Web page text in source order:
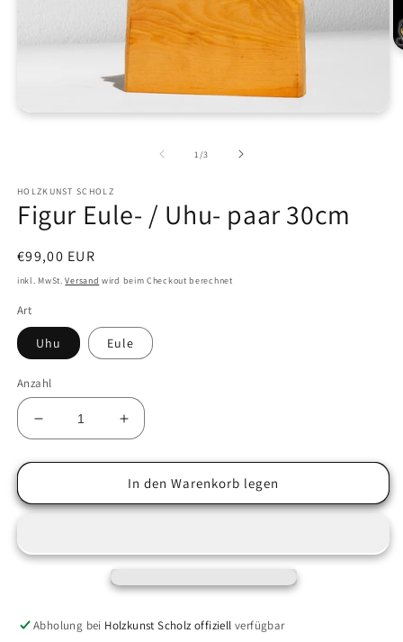
Medien
1 /von
3
HOLZKUNST SCHOLZ
Figur Eule- / Uhu- paar 30cm
Normaler
Preis
€99,00 EUR
inkl. MwSt.Versand wird beim Checkout berechnet
Art
Uhu Eule
Anzahl
Verringere
die
Menge
Figur
Uhu-
Erhöhe
die
Menge
für
Figur
Uhu-
30cm
In den Warenkorb legen
Abholung bei Holzkunst Scholz offiziell verfügbar